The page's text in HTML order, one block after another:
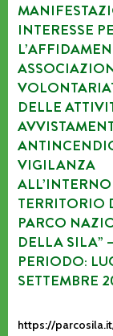
INTERESSE
DELLE
VIGILANZA
TERRITORIO
PARCO
DELLA SILA” –
PERIODO:
SETTEMBRE
https://